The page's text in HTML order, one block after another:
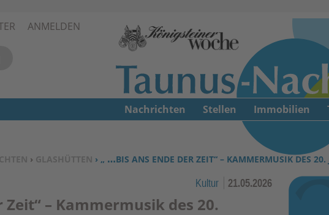
Zum Inhalt springen ↓
ANMELDEN
› GLASHÜTTEN › „ …BIS ANS ENDE DER ZEIT“ – KAMMERMUSIK DES 20.
Kultur 21.05.2026
– Kammermusik des 20.
Nachrichten Stellen Immobilien